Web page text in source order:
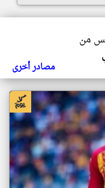
من
مصادر أخرى